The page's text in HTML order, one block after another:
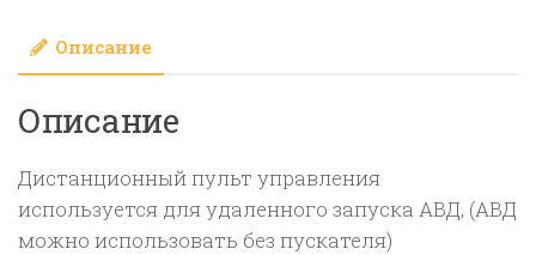
1-
го
АВД
Описание
Описание
Дистанционный пульт управления
используется для удаленного запуска АВД, (АВД
можно использовать без пускателя)